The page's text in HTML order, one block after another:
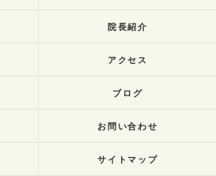
院長紹介
アクセス
ブログ
お問い合わせ
サイトマップ